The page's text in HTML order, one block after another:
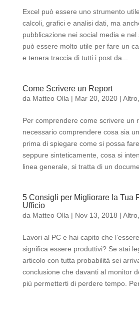
Excel può essere uno strumento
calcoli, grafici e analisi dati, ma
pubblicazione nei social media e nel
può essere molto utile per fare un
e tenera traccia di tutti i post da...
Come Scrivere un Report
da Matteo Olla | Mar 20, 2020| Altro,
Per comprendere come scrivere un
necessario comprendere cosa sia
prima di spiegare come si possa
seppure sinteticamente, cosa si
linea generale, si tratta di un
5 Consigli per Migliorare la Tua
Ufficio
da Matteo Olla | Nov 13, 2018 | Altro,
Lavori al PC e hai capito che
significa essere produttivi? Se stai
articolo con tutta probabilità sei
conclusione che davanti al monitor
più permetterti di perdere tempo. Per